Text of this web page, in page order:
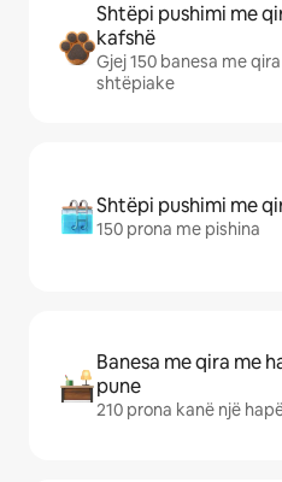
Shtëpi pushimi me
kafshë
Gjej 150 banesa me
shtëpiake
Shtëpi pushimi me
150 prona me pishina
Banesa me qira me
pune
210 prona kanë një